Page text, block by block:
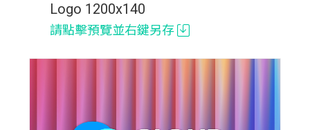
Logo 1200x140
請點擊預覽並右鍵另存